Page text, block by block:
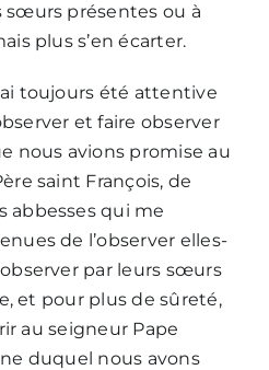
sœurs présentes ou à
plus s’en écarter.
toujours été attentive
et faire observer
nous avions promise au
saint François, de
abbesses qui me
de l’observer elles-
par leurs sœurs
et pour plus de sûreté,
au seigneur Pape
duquel nous avons